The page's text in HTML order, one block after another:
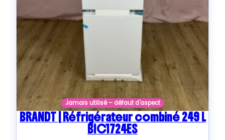
Jamais utilisé – défaut d'aspect
BRANDT | Réfrigérateur combiné 249 L
BIC1724ES